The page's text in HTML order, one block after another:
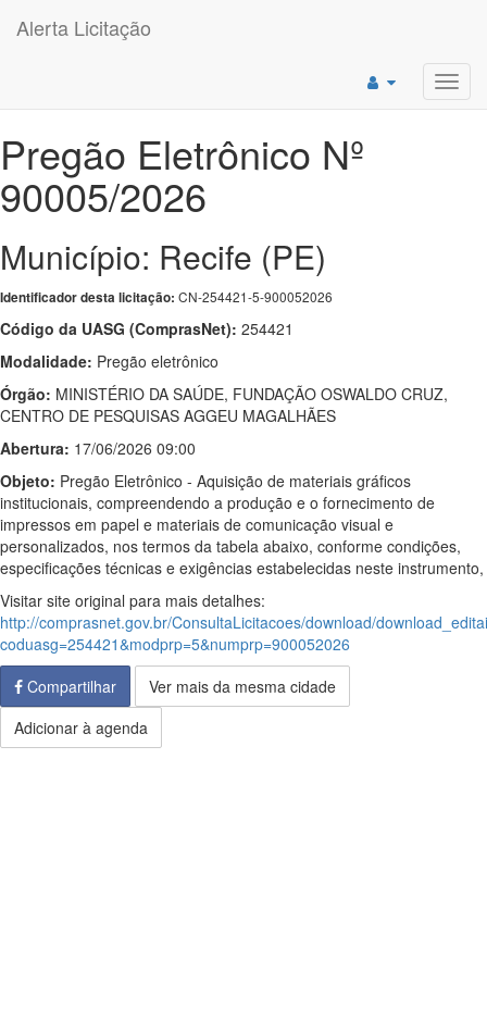
Alerta Licitação
Pregão Eletrônico Nº
90005/2026
Município: Recife (PE)
Identificador desta licitação: CN-254421-5-900052026
Código da UASG (ComprasNet): 254421
Modalidade: Pregão eletrônico
Órgão: MINISTÉRIO DA SAÚDE, FUNDAÇÃO OSWALDO CRUZ,
CENTRO DE PESQUISAS AGGEU MAGALHÃES
Abertura: 17/06/2026 09:00
Objeto: Pregão Eletrônico - Aquisição de materiais gráficos
institucionais, compreendendo a produção e o fornecimento de
impressos em papel e materiais de comunicação visual e
personalizados, nos termos da tabela abaixo, conforme condições,
especificações técnicas e exigências estabelecidas neste instrumento,
Visitar site original para mais detalhes:
http://comprasnet.gov.br/ConsultaLicitacoes/download/
coduasg=254421&modprp=5&numprp=900052026
Compartilhar
Ver mais da mesma cidade
Adicionar à agenda